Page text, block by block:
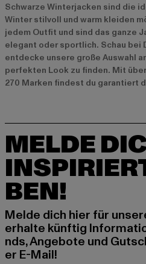
Schwarze Winterjacken sind die
Winter stilvoll und warm kleiden
jedem Outfit und sind das ganze
elegant oder sportlich. Schau bei
entdecke unsere große Auswahl
perfekten Look zu finden. Mit
270 Marken findest du garantiert
MELDE
BEN!
Melde dich hier für
erhalte künftig
nds, Angebote und
er E-Mail!